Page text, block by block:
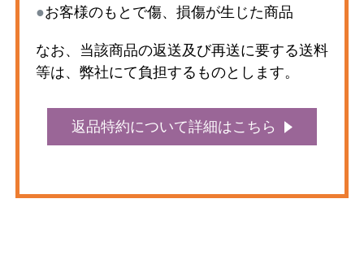
●お客様のもとで傷、損傷が生じた商品
なお、当該商品の返送及び再送に要する送料
等は、弊社にて負担するものとします。
返品特約について詳細はこちら